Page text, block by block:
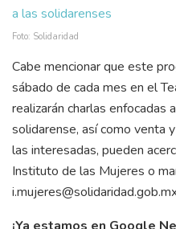
Foto: Solidaridad
Cabe mencionar que este
sábado de cada mes en el
realizarán charlas enfocadas
solidarense, así como venta
las interesadas, pueden
Instituto de las Mujeres o